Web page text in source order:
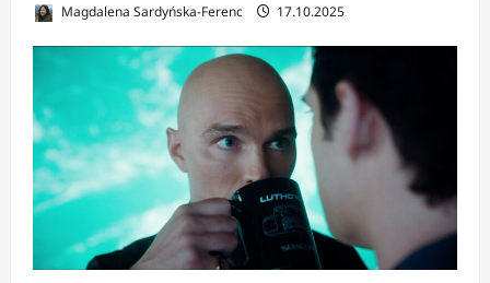
Magdalena Sardyńska-Ferenc 17.10.2025